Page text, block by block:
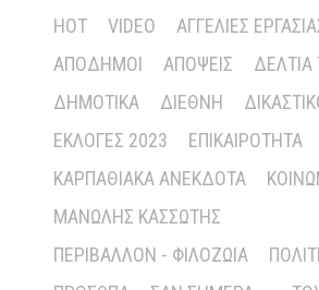
HOT
VIDEO ΑΓΓΕΛΊΕΣ
ΑΠΌΔΗΜΟΙ
ΑΠΌΨΕΙΣ
ΔΗΜΟΤΙΚΆ
ΔΙΕΘΝΉ
ΕΚΛΟΓΈΣ 2023
ΕΠΙΚΑΙΡΌΤΗΤΑ
ΚΑΡΠΑΘΙΑΚΆ ΑΝΈΚΔΟΤΑ
ΜΑΝΏΛΗΣ ΚΑΣΣΏΤΗΣ
ΠΕΡΙΒΆΛΛΟΝ - ΦΙΛΟΖΩΊΑ